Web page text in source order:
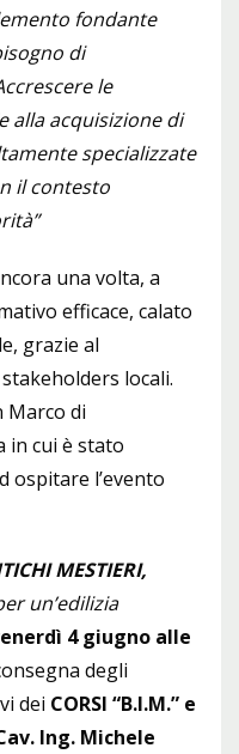
fondante
di
le
alla acquisizione di
specializzate
il contesto
una volta, a
efficace, calato
grazie al
locali.
Marco di
in cui è stato
ospitare l’evento
MESTIERI,
un’edilizia
4 giugno alle
degli
dei CORSI “B.I.M.” e
Ing. Michele